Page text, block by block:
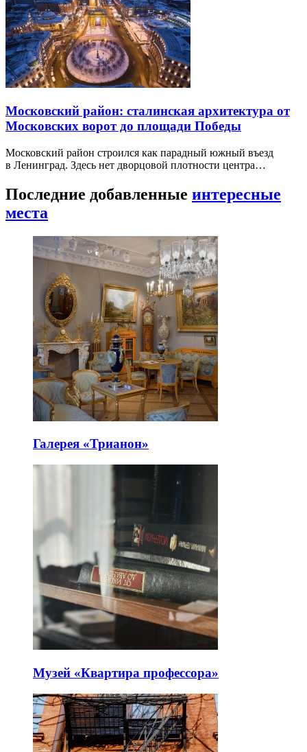
Московский район: сталинская архитектура от
Московских ворот до площади Победы
Московский район строился как парадный южный въезд
в Ленинград. Здесь нет дворцовой плотности центра…
Последние добавленные интересные
места
Галерея «Трианон»
Музей «Квартира профессора»